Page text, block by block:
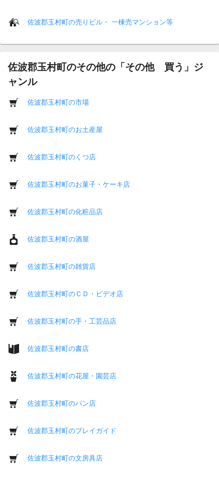
佐波郡玉村町の売りビル・ 一棟売マンション等
佐波郡玉村町のその他の「その他 買う」ジ
ャンル
佐波郡玉村町の市場
佐波郡玉村町のお土産屋
佐波郡玉村町のくつ店
佐波郡玉村町のお菓子・ケーキ店
佐波郡玉村町の化粧品店
佐波郡玉村町の酒屋
佐波郡玉村町の雑貨店
佐波郡玉村町のＣＤ・ビデオ店
佐波郡玉村町の手・工芸品店
佐波郡玉村町の書店
佐波郡玉村町の花屋・園芸店
佐波郡玉村町のパン店
佐波郡玉村町のプレイガイド
佐波郡玉村町の文房具店